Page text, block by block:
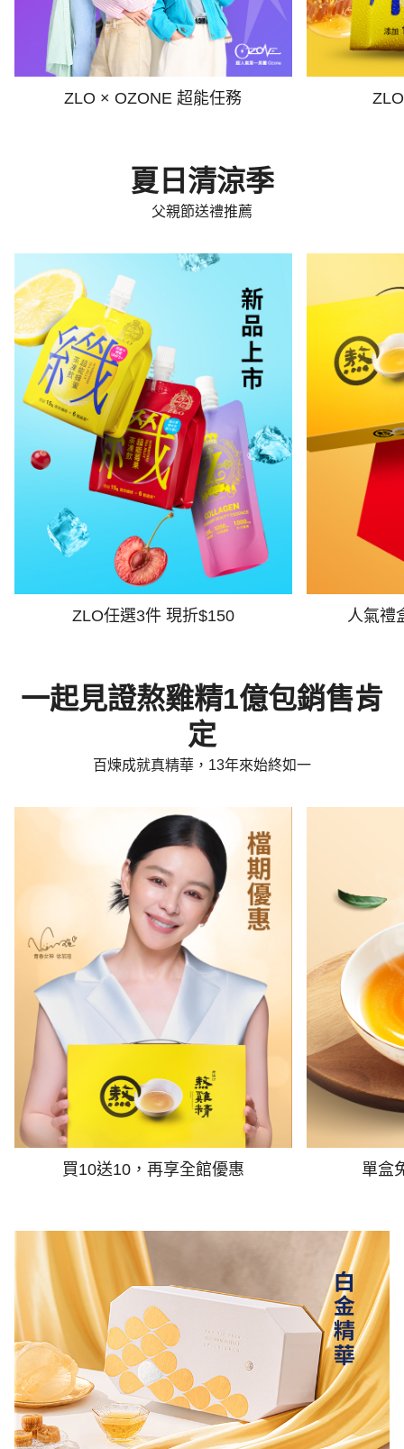
ZLO × OZONE 超能任務
夏日清涼季
父親節送禮推薦
ZLO任選3件 現折$150 人氣禮
一起見證熬雞精1億包銷售肯
定
百煉成就真精華，13年來始終如一
買10送10，再享全館優惠 單盒